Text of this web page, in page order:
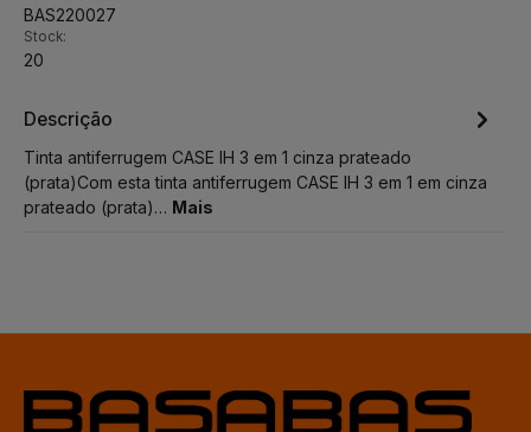
BAS220027
Stock:
20
Descrição
Tinta antiferrugem CASE IH 3 em 1 cinza prateado
(prata)Com esta tinta antiferrugem CASE IH 3 em 1 em cinza
prateado (prata)… Mais